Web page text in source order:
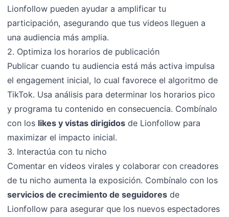
Lionfollow pueden ayudar a amplificar tu
participación, asegurando que tus videos lleguen a
una audiencia más amplia.
2. Optimiza los horarios de publicación
Publicar cuando tu audiencia está más activa impulsa
el engagement inicial, lo cual favorece el algoritmo de
TikTok. Usa análisis para determinar los horarios pico
y programa tu contenido en consecuencia. Combínalo
con los likes y vistas dirigidos de Lionfollow para
maximizar el impacto inicial.
3. Interactúa con tu nicho
Comentar en videos virales y colaborar con creadores
de tu nicho aumenta la exposición. Combínalo con los
servicios de crecimiento de seguidores de
Lionfollow para asegurar que los nuevos espectadores